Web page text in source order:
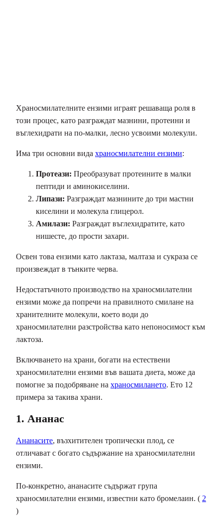
Храносмилателните ензими играят решаваща роля в
този процес, като разграждат мазнини, протеини и
въглехидрати на по-малки, лесно усвоими молекули.
Има три основни вида храносмилателни ензими:
Протеази: Преобразуват протеините в малки
пептиди и аминокиселини.
Липази: Разграждат мазнините до три мастни
киселини и молекула глицерол.
Амилази: Разграждат въглехидратите, като
нишесте, до прости захари.
Освен това ензими като лактаза, малтаза и сукраза се
произвеждат в тънките черва.
Недостатъчното производство на храносмилателни
ензими може да попречи на правилното смилане на
хранителните молекули, което води до
храносмилателни разстройства като непоносимост към
лактоза.
Включването на храни, богати на естествени
храносмилателни ензими във вашата диета, може да
помогне за подобряване на храносмилането. Ето 12
примера за такива храни.
1. Ананас
Ананасите, възхитителен тропически плод, се
отличават с богато съдържание на храносмилателни
ензими.
По-конкретно, ананасите съдържат група
храносмилателни ензими, известни като бромелаин. ( 2
)